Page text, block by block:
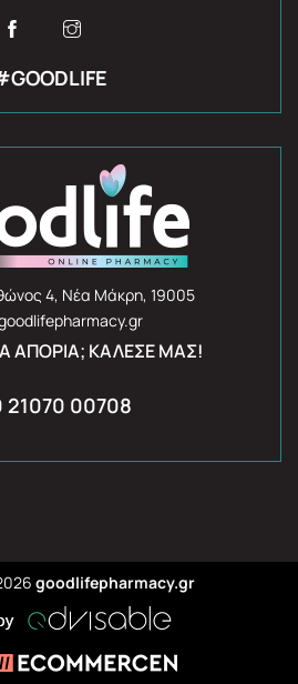
4, Νέα Μάκρη, 19005
ΑΠΟΡΊΑ; ΚΆΛΕΣΈ ΜΑΣ!
21070 00708
goodlifepharmacy.gr